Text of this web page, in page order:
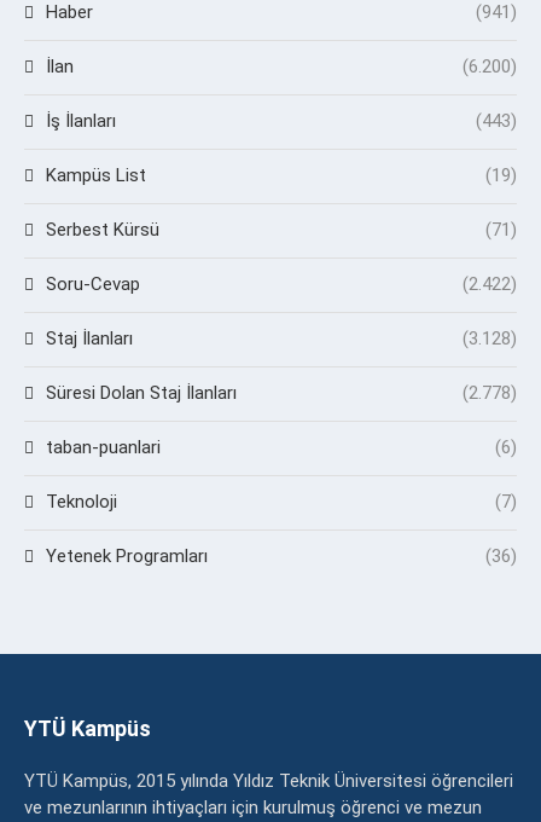
Haber (941)
İlan (6.200)
İş İlanları (443)
Kampüs List (19)
Serbest Kürsü (71)
Soru-Cevap (2.422)
Staj İlanları (3.128)
Süresi Dolan Staj İlanları (2.778)
taban-puanlari (6)
Teknoloji (7)
Yetenek Programları (36)
YTÜ Kampüs
YTÜ Kampüs, 2015 yılında Yıldız Teknik Üniversitesi öğrencileri
ve mezunlarının ihtiyaçları için kurulmuş öğrenci ve mezun